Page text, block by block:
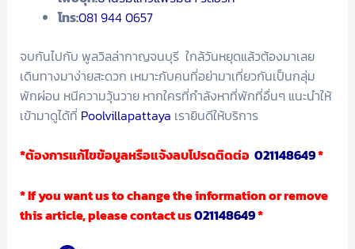
โทร:081 944 0657
จบกันไปกับ พูลวิลล่ากาญจนบุรี ใกล้วันหยุดแล้วต้องมาเลย
เดินทางมาง่ายสะดวก เหมาะกับคนที่อย่ามาเที่ยวกันเป็นกลุ่ม
พักผ่อน หนีความวุ้นวาย หากใครที่กำลังหาที่พักที่อื่นๆ แนะนำให้
เข้ามาดูได้ที่ Poolvillapattaya เรายินดีให้บริการ
*ต้องการแก้ไขข้อมูลหรือแจ้งลบโปรดติดต่อ 021148649*
* If you want us to change the information or remove
this article, please contact us021148649*